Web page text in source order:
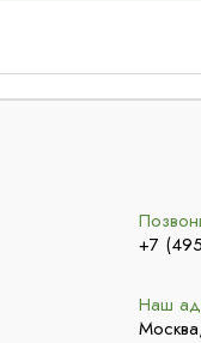
+7
Наш